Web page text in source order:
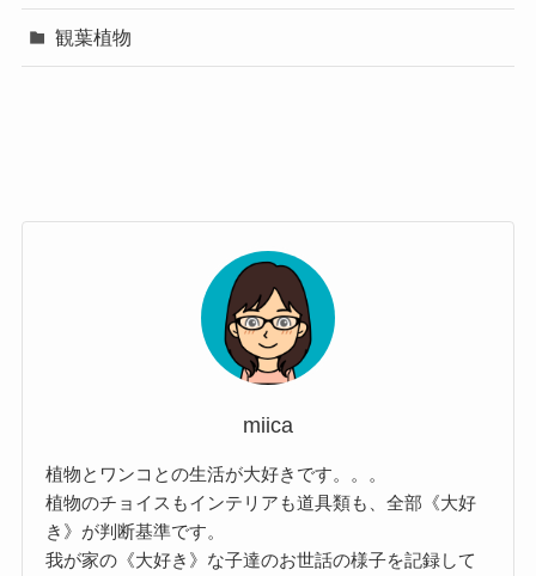
観葉植物
miica
植物とワンコとの生活が大好きです。。。
植物のチョイスもインテリアも道具類も、全部《大好
き》が判断基準です。
我が家の《大好き》な子達のお世話の様子を記録して